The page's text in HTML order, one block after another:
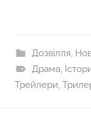
Дозвілля,
Драма,
Трейлери,